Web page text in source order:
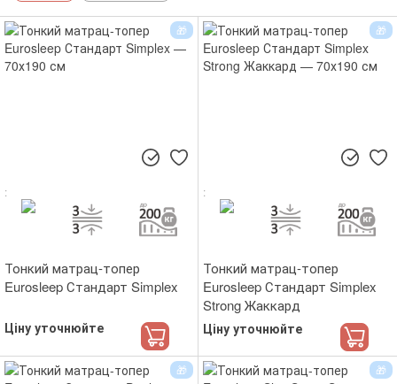
Тонкий матрац-топер
Eurosleep Стандарт Simplex
Ціну уточнюйте
Тонкий матрац-топер
Eurosleep Стандарт Simplex
Strong Жаккард
Ціну уточнюйте